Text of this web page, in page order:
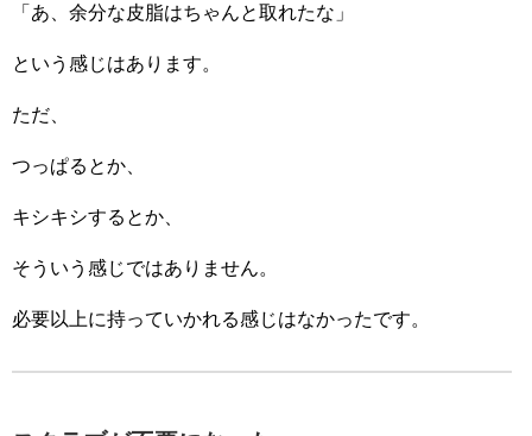
「あ、余分な皮脂はちゃんと取れたな」
という感じはあります。
ただ、
つっぱるとか、
キシキシするとか、
そういう感じではありません。
必要以上に持っていかれる感じはなかったです。